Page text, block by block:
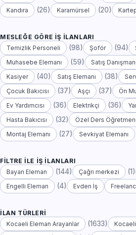
Kandıra (26) Karamürsel (20)
MESLEĞE GÖRE İŞ İLANLARI
Temizlik Personeli
(98) Şoför (94)
Muhasebe Elemanı (59) Satış Danışmanı
Kasiyer (40) Satış Elemanı (38)
Çocuk Bakıcısı (37) Aşçı (37) Ön
Ev Yardımcısı (36) Elektrikçi (36)
Hasta Bakıcısı (32) Özel Ders Öğretmeni
Montaj Elemanı (27) Sevkiyat Elemanı
FILTRE ILE İŞ İLANLARI
Bayan Eleman
(144) Çağrı merkezi (1)
Engelli Eleman (4) Evden İş
İLAN TÜRLERI
Kocaeli Eleman Arayanlar
(1633)